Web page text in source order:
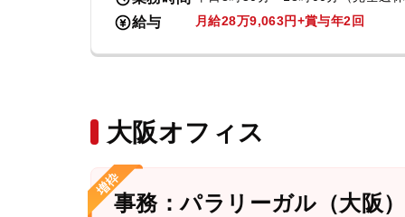
給与 月給28万9,063円+賞与年2回
大阪オフィス
事務：パラリーガル（大阪）